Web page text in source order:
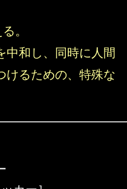
。
中和し、同時に人間
けるための、特殊な